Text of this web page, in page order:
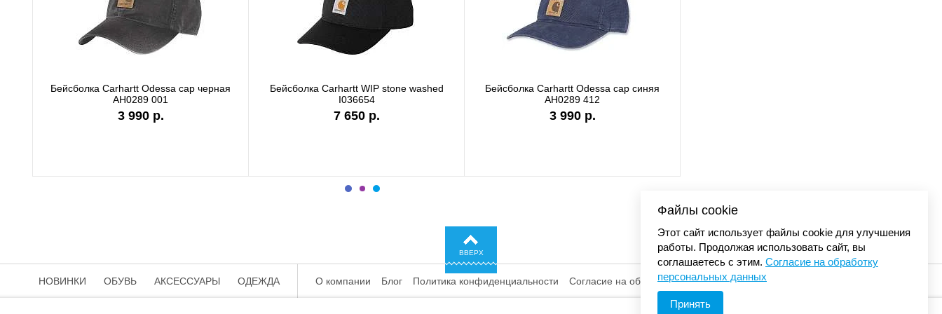
Бейсболка Carhartt Odessa cap серая
Бейсболка Carhartt WIP I028876 black
Бейсболка Carhartt DUNMORE BALL с
ВВЕРХ
© «Элемент». 2013-2026 Все права защищены.
НОВИНКИ ОБУВЬ АКСЕССУАРЫ ОДЕЖДА О компании Блог Политика конфиденциальности Согласие на обработку
Файлы cookie
Этот сайт использует файлы cookie для улучшения
работы. Продолжая использовать сайт, вы
соглашаетесь с этим. Согласие на обработку
персональных данных
Принять